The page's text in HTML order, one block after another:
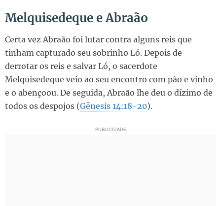
Melquisedeque e Abraão
Certa vez Abraão foi lutar contra alguns reis que
tinham capturado seu sobrinho Ló. Depois de
derrotar os reis e salvar Ló, o sacerdote
Melquisedeque veio ao seu encontro com pão e vinho
e o abençoou. De seguida, Abraão lhe deu o dízimo de
todos os despojos (Gênesis 14:18-20).